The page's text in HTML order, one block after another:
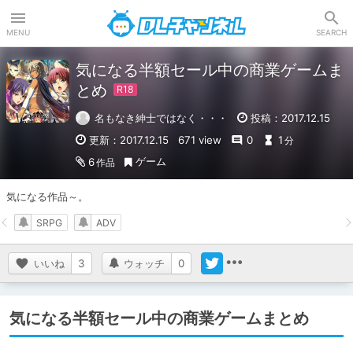
MENU SEARCH
気になる半額セール中の商業ゲームま
とめ
名もなき紳士ではなく・・・
投稿：2017.12.15
更新：2017.12.15
671 view 0 1 分
6作品 ゲーム
気になる作品～。
いいね 3 ウォッチ 0
SRPG ADV
気になる半額セール中の商業ゲームまとめ